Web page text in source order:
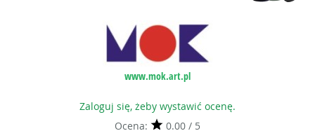
www.mok.art.pl
Zaloguj się, żeby wystawić ocenę.
Ocena:
0.00 / 5